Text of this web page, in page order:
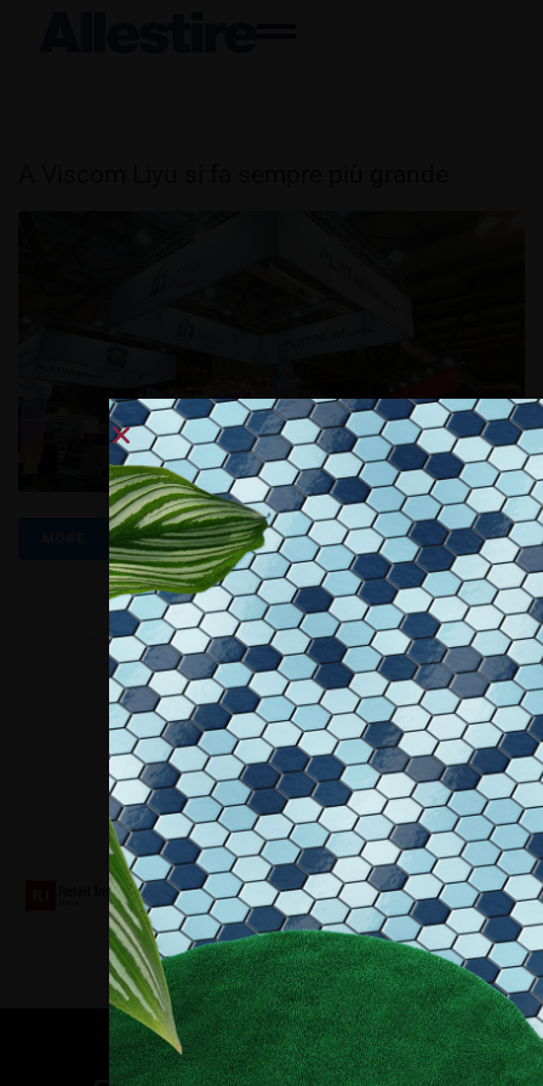
Collaboriamo con
Contatti